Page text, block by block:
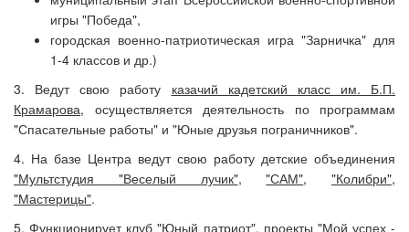
игры "Победа",
городская военно-патриотическая игра "Зарничка" для
1-4 классов и др.)
3. Ведут свою работу казачий кадетский класс им. Б.П.
Крамарова, осуществляется деятельность по программам
"Спасательные работы" и "Юные друзья пограничников".
4. На базе Центра ведут свою работу детские объединения
"Мультстудия "Веселый лучик","САМ", "Колибри",
"Мастерицы".
5. Функционирует клуб "Юный патриот", проекты "Мой успех -